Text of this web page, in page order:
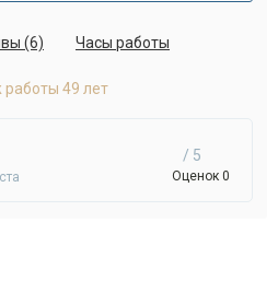
(6) Часы работы
49 лет
/ 5
Оценок 0